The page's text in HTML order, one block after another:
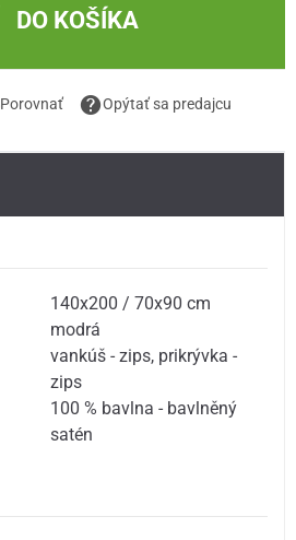
DO KOŠÍKA
Porovnať Opýtať sa predajcu
140x200 / 70x90 cm
modrá
vankúš - zips, prikrývka -
zips
100 % bavlna - bavlněný
satén